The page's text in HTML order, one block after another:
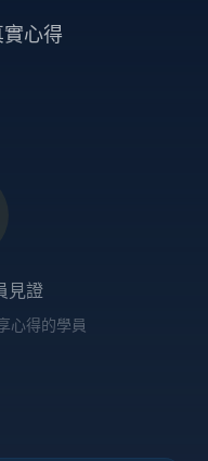
心得
見證
心得的學員